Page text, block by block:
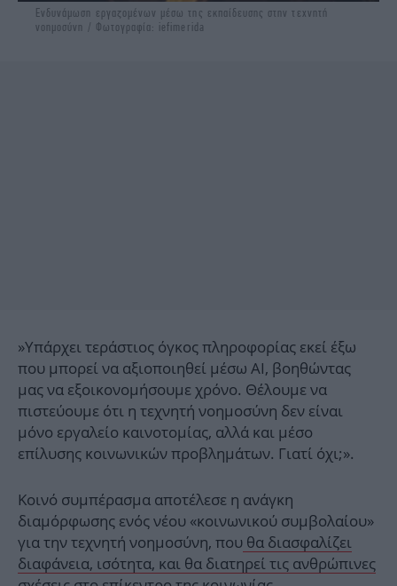
Ενδυνάμωση εργαζομένων μέσω της εκπαίδευσης στην τεχνητή
νοημοσύνη / Φωτογραφία: iefimerida
»Υπάρχει τεράστιος όγκος πληροφορίας εκεί έξω
που μπορεί να αξιοποιηθεί μέσω AI, βοηθώντας
μας να εξοικονομήσουμε χρόνο. Θέλουμε να
πιστεύουμε ότι η τεχνητή νοημοσύνη δεν είναι
μόνο εργαλείο καινοτομίας, αλλά και μέσο
επίλυσης κοινωνικών προβλημάτων. Γιατί όχι;».
Κοινό συμπέρασμα αποτέλεσε η ανάγκη
διαμόρφωσης ενός νέου «κοινωνικού συμβολαίου»
για την τεχνητή νοημοσύνη, που θα διασφαλίζει
διαφάνεια, ισότητα, και θα διατηρεί τις ανθρώπινες